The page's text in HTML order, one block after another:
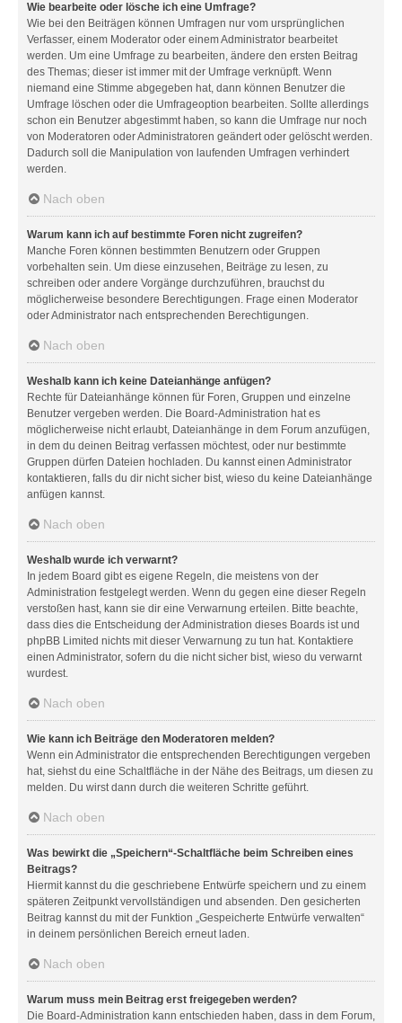
Wie bearbeite oder lösche ich eine Umfrage?
Wie bei den Beiträgen können Umfragen nur vom ursprünglichen
Verfasser, einem Moderator oder einem Administrator bearbeitet
werden. Um eine Umfrage zu bearbeiten, ändere den ersten Beitrag
des Themas; dieser ist immer mit der Umfrage verknüpft. Wenn
niemand eine Stimme abgegeben hat, dann können Benutzer die
Umfrage löschen oder die Umfrageoption bearbeiten. Sollte allerdings
schon ein Benutzer abgestimmt haben, so kann die Umfrage nur noch
von Moderatoren oder Administratoren geändert oder gelöscht werden.
Dadurch soll die Manipulation von laufenden Umfragen verhindert
werden.
Nach oben
Warum kann ich auf bestimmte Foren nicht zugreifen?
Manche Foren können bestimmten Benutzern oder Gruppen
vorbehalten sein. Um diese einzusehen, Beiträge zu lesen, zu
schreiben oder andere Vorgänge durchzuführen, brauchst du
möglicherweise besondere Berechtigungen. Frage einen Moderator
oder Administrator nach entsprechenden Berechtigungen.
Nach oben
Weshalb kann ich keine Dateianhänge anfügen?
Rechte für Dateianhänge können für Foren, Gruppen und einzelne
Benutzer vergeben werden. Die Board-Administration hat es
möglicherweise nicht erlaubt, Dateianhänge in dem Forum anzufügen,
in dem du deinen Beitrag verfassen möchtest, oder nur bestimmte
Gruppen dürfen Dateien hochladen. Du kannst einen Administrator
kontaktieren, falls du dir nicht sicher bist, wieso du keine Dateianhänge
anfügen kannst.
Nach oben
Weshalb wurde ich verwarnt?
In jedem Board gibt es eigene Regeln, die meistens von der
Administration festgelegt werden. Wenn du gegen eine dieser Regeln
verstoßen hast, kann sie dir eine Verwarnung erteilen. Bitte beachte,
dass dies die Entscheidung der Administration dieses Boards ist und
phpBB Limited nichts mit dieser Verwarnung zu tun hat. Kontaktiere
einen Administrator, sofern du die nicht sicher bist, wieso du verwarnt
wurdest.
Nach oben
Wie kann ich Beiträge den Moderatoren melden?
Wenn ein Administrator die entsprechenden Berechtigungen vergeben
hat, siehst du eine Schaltfläche in der Nähe des Beitrags, um diesen zu
melden. Du wirst dann durch die weiteren Schritte geführt.
Nach oben
Was bewirkt die „Speichern“-Schaltfläche beim Schreiben eines
Beitrags?
Hiermit kannst du die geschriebene Entwürfe speichern und zu einem
späteren Zeitpunkt vervollständigen und absenden. Den gesicherten
Beitrag kannst du mit der Funktion „Gespeicherte Entwürfe verwalten“
in deinem persönlichen Bereich erneut laden.
Nach oben
Warum muss mein Beitrag erst freigegeben werden?
Die Board-Administration kann entschieden haben, dass in dem Forum,